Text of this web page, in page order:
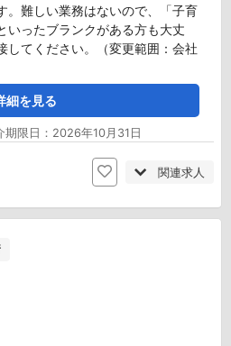
。難しい業務はないので、「子育
いったブランクがある方も大丈
してください。（変更範囲：会社
細を見る
限日：2026年10月31日
関連求人